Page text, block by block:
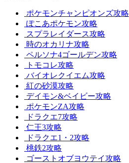
ポケモンチャンピオンズ攻略
ぽこあポケモン攻略
スプラレイダース攻略
時のオカリナ攻略
ペルソナ4ゴールデン攻略
トモコレ攻略
バイオレクイエム攻略
紅の砂漠攻略
デイモン&ベイビー攻略
ポケモンZA攻略
ドラクエ7攻略
仁王3攻略
ドラクエ1・2攻略
桃鉄2攻略
ゴーストオブヨウテイ攻略